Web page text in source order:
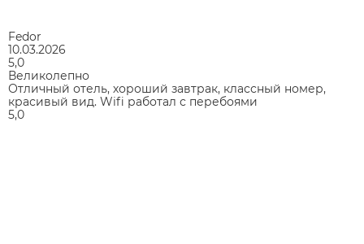
Fedor
10.03.2026
5,0
Великолепно
Отличный отель, хороший завтрак, классный номер,
красивый вид. Wifi работал с перебоями
5,0